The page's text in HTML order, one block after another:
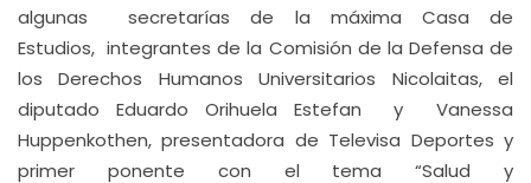
algunas secretarías de la máxima Casa de
Estudios, integrantes de la Comisión de la Defensa de
los Derechos Humanos Universitarios Nicolaitas, el
diputado Eduardo Orihuela Estefan y Vanessa
Huppenkothen, presentadora de Televisa Deportes y
primer ponente con el tema “Salud y